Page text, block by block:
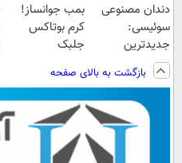
دندان مصنوعی
سوئیسی:
جدیدترین
فناوری اروپا،
سبک و مقاوم |
پرداخت قسطی
بمب جوانساز!
کرم بوتاکس
جلبک
بازگشت به بالای صفحه